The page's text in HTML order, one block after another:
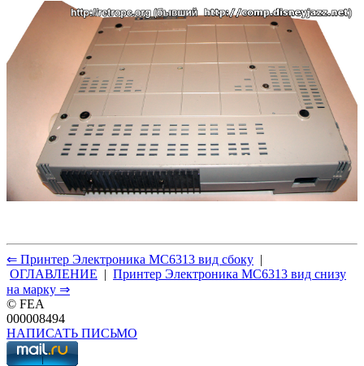
⇐ Принтер Электроника МС6313 вид сбоку |
ОГЛАВЛЕНИЕ | Принтер Электроника МС6313 вид снизу
на марку ⇒
© FEA
000008494
НАПИСАТЬ ПИСЬМО